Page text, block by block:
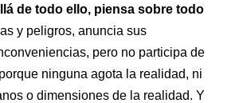
de todo ello, piensa sobre todo
y peligros, anuncia sus
pero no participa de
ninguna agota la realidad, ni
o dimensiones de la realidad. Y